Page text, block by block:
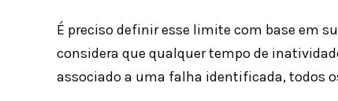
É preciso definir esse limite com base em
considera que qualquer tempo de
associado a uma falha identificada, todos